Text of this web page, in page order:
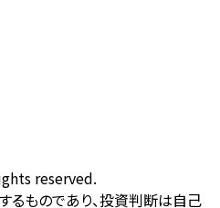
reserved.
るものであり、投資判断は自己